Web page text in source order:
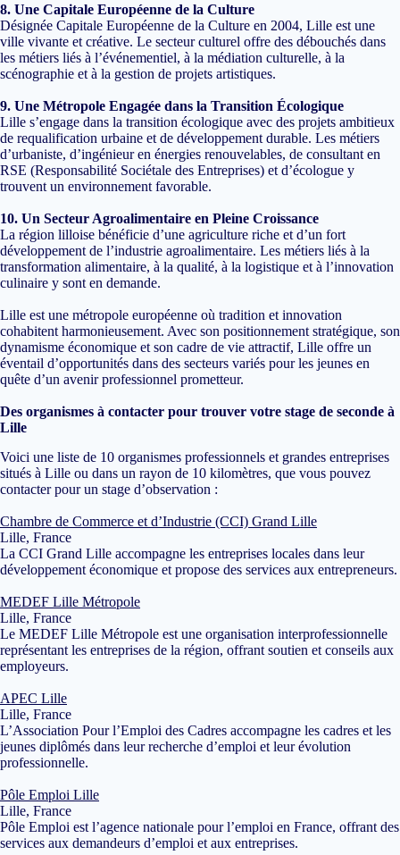
8. Une Capitale Européenne de la Culture
Désignée Capitale Européenne de la Culture en 2004, Lille est une
ville vivante et créative. Le secteur culturel offre des débouchés dans
les métiers liés à l’événementiel, à la médiation culturelle, à la
scénographie et à la gestion de projets artistiques.
9. Une Métropole Engagée dans la Transition Écologique
Lille s’engage dans la transition écologique avec des projets ambitieux
de requalification urbaine et de développement durable. Les métiers
d’urbaniste, d’ingénieur en énergies renouvelables, de consultant en
RSE (Responsabilité Sociétale des Entreprises) et d’écologue y
trouvent un environnement favorable.
10. Un Secteur Agroalimentaire en Pleine Croissance
La région lilloise bénéficie d’une agriculture riche et d’un fort
développement de l’industrie agroalimentaire. Les métiers liés à la
transformation alimentaire, à la qualité, à la logistique et à l’innovation
culinaire y sont en demande.
Lille est une métropole européenne où tradition et innovation
cohabitent harmonieusement. Avec son positionnement stratégique, son
dynamisme économique et son cadre de vie attractif, Lille offre un
éventail d’opportunités dans des secteurs variés pour les jeunes en
quête d’un avenir professionnel prometteur.
Des organismes à contacter pour trouver votre stage de seconde à
Lille
Voici une liste de 10 organismes professionnels et grandes entreprises
situés à Lille ou dans un rayon de 10 kilomètres, que vous pouvez
contacter pour un stage d’observation :
Chambre de Commerce et d’Industrie (CCI) Grand Lille
Lille, France
La CCI Grand Lille accompagne les entreprises locales dans leur
développement économique et propose des services aux entrepreneurs.
MEDEF Lille Métropole
Lille, France
Le MEDEF Lille Métropole est une organisation interprofessionnelle
représentant les entreprises de la région, offrant soutien et conseils aux
employeurs.
APEC Lille
Lille, France
L’Association Pour l’Emploi des Cadres accompagne les cadres et les
jeunes diplômés dans leur recherche d’emploi et leur évolution
professionnelle.
Pôle Emploi Lille
Lille, France
Pôle Emploi est l’agence nationale pour l’emploi en France, offrant des
services aux demandeurs d’emploi et aux entreprises.